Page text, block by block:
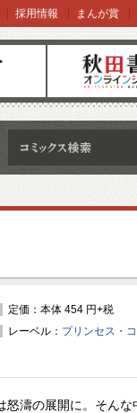
オンラインショッ
採用情報 まんが賞
定価：本体 454 円+税
レーベル： プリンセス・
怒濤の展開に。そんな